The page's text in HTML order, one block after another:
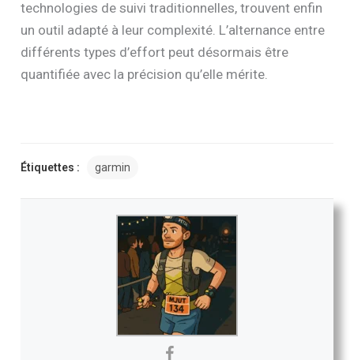
technologies de suivi traditionnelles, trouvent enfin
un outil adapté à leur complexité. L’alternance entre
différents types d’effort peut désormais être
quantifiée avec la précision qu’elle mérite.
Étiquettes : garmin